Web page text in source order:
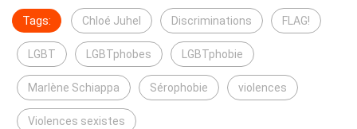
Tags: Chloé Juhel Discriminations FLAG!
LGBT LGBTphobes LGBTphobie
Marlène Schiappa Sérophobie violences
Violences sexistes